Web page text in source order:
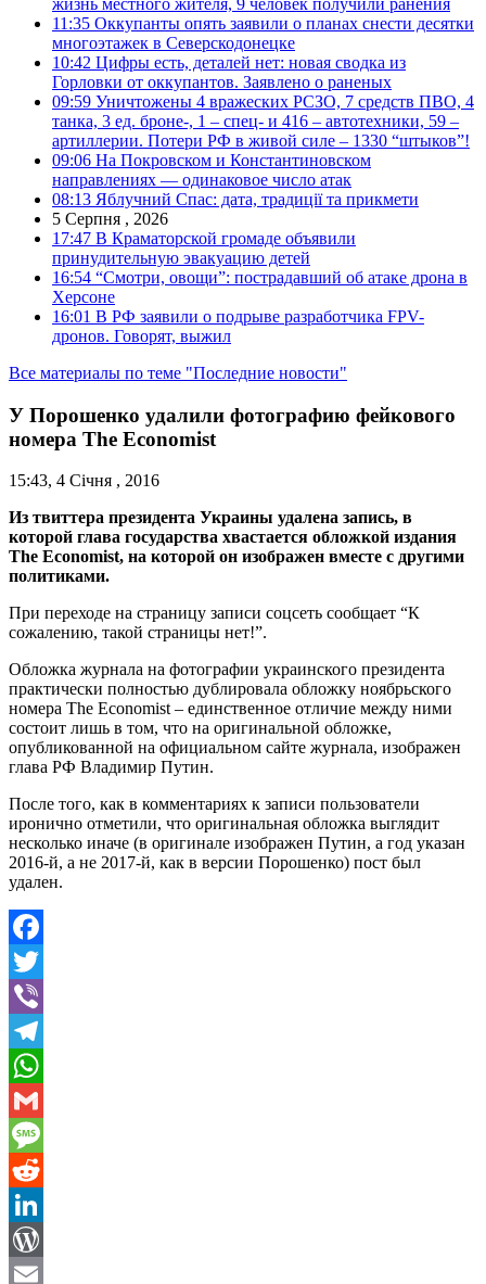
11:35 Оккупанты опять заявили о планах снести десятки
многоэтажек в Северскодонецке
10:42 Цифры есть, деталей нет: новая сводка из
Горловки от оккупантов. Заявлено о раненых
09:59 Уничтожены 4 вражеских РСЗО, 7 средств ПВО, 4
танка, 3 ед. броне-, 1 – спец- и 416 – автотехники, 59 –
артиллерии. Потери РФ в живой силе – 1330 “штыков”!
09:06 На Покровском и Константиновском
направлениях — одинаковое число атак
08:13 Яблучний Спас: дата, традиції та прикмети
5 Серпня , 2026
17:47 В Краматорской громаде объявили
принудительную эвакуацию детей
16:54 “Смотри, овощи”: пострадавший об атаке дрона в
Херсоне
16:01 В РФ заявили о подрыве разработчика FPV-
дронов. Говорят, выжил
Все материалы по теме "Последние новости"
У Порошенко удалили фотографию фейкового
номера The Economist
15:43, 4 Січня , 2016
Из твиттера президента Украины удалена запись, в
которой глава государства хвастается обложкой издания
The Economist, на которой он изображен вместе с другими
политиками.
При переходе на страницу записи соцсеть сообщает “К
сожалению, такой страницы нет!”.
Обложка журнала на фотографии украинского президента
практически полностью дублировала обложку ноябрьского
номера The Economist – единственное отличие между ними
состоит лишь в том, что на оригинальной обложке,
опубликованной на официальном сайте журнала, изображен
глава РФ Владимир Путин.
После того, как в комментариях к записи пользователи
иронично отметили, что оригинальная обложка выглядит
несколько иначе (в оригинале изображен Путин, а год указан
2016-й, а не 2017-й, как в версии Порошенко) пост был
удален.
Facebook
Twitter
Viber
Telegram
WhatsApp
Gmail
Message
Reddit
LinkedIn
WordPress